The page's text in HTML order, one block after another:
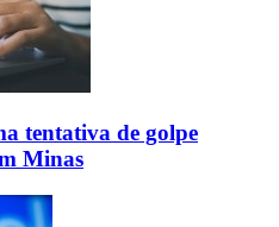
tentativa de golpe
Minas